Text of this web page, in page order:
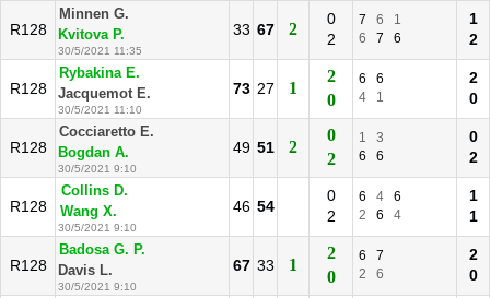
R128
Minnen G.
Kvitova P.
30/5/2021 11:35
33 67 2
0
2
7 6
1
6
7 6
1
2
R128
Rybakina E.
Jacquemot E.
30/5/2021 11:10
73 27 1
2
0
6
6
4
1
2
0
R128
Cocciaretto E.
Bogdan A.
30/5/2021 9:10
49 51 2
0
2
1
3
6
6
0
2
R128
Collins D.
Wang X.
30/5/2021 9:10
46 54
0
2
6 4
6
2
6 4
1
1
R128
Badosa G. P.
Davis L.
30/5/2021 9:10
67 33 1
2
0
6
7
2
6
2
0